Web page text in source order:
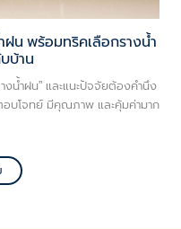
น พร้อมทริคเลือกรางน้ำ
บบ้าน
น้ำฝน” และแนะปัจจัยต้องคำนึง
อบโจทย์ มีคุณภาพ และคุ้มค่ามาก